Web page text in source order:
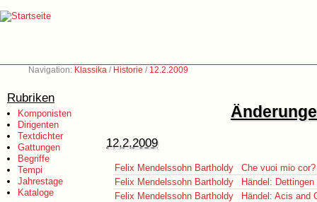
Navigation: Klassika / Historie / 12.2.2009
Rubriken
Komponisten
Dirigenten
Textdichter
Gattungen
Begriffe
Tempi
Jahrestage
Kataloge
12.2.2009
Felix Mendelssohn Bartholdy
Che vuoi mio cor?
Felix Mendelssohn Bartholdy
Händel: Dettingen
Felix Mendelssohn Bartholdy
Händel: Acis and